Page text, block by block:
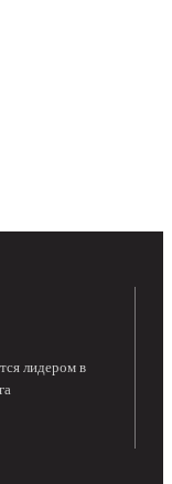
лидером в